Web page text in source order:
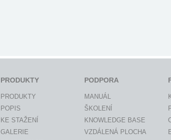
PRODUKTY
PRODUKTY
POPIS
KE STAŽENÍ
GALERIE
PODPORA
MANUÁL
ŠKOLENÍ
KNOWLEDGE BASE
VZDÁLENÁ PLOCHA